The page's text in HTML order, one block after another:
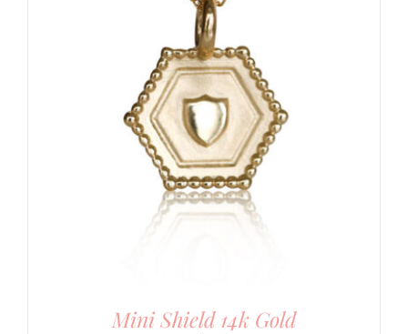
Mini Shield 14k Gold